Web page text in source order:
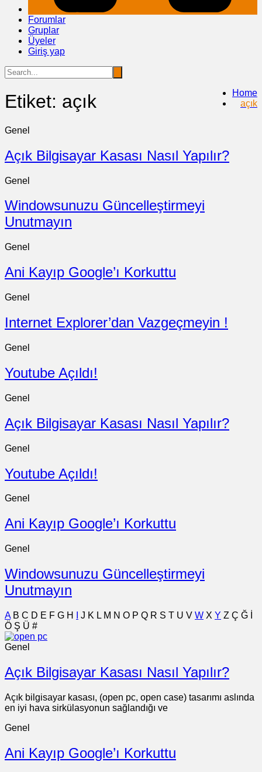
Forumlar
Gruplar
Üyeler
Giriş yap
Etiket: açık
Home
açık
Genel
Açık Bilgisayar Kasası Nasıl Yapılır?
Genel
Windowsunuzu Güncelleştirmeyi
Unutmayın
Genel
Ani Kayıp Google’ı Korkuttu
Genel
Internet Explorer’dan Vazgeçmeyin !
Genel
Youtube Açıldı!
Genel
Açık Bilgisayar Kasası Nasıl Yapılır?
Genel
Youtube Açıldı!
Genel
Ani Kayıp Google’ı Korkuttu
Genel
Windowsunuzu Güncelleştirmeyi
Unutmayın
A B C D E F G H J K L M N O P Q R S T U V W X Y Z Ç Ğ
Ö Ş Ü #
Genel
Açık Bilgisayar Kasası Nasıl Yapılır?
Açık bilgisayar kasası, (open pc, open case) tasarımı aslında
en iyi hava sirkülasyonun sağlandığı ve
Genel
Ani Kayıp Google’ı Korkuttu